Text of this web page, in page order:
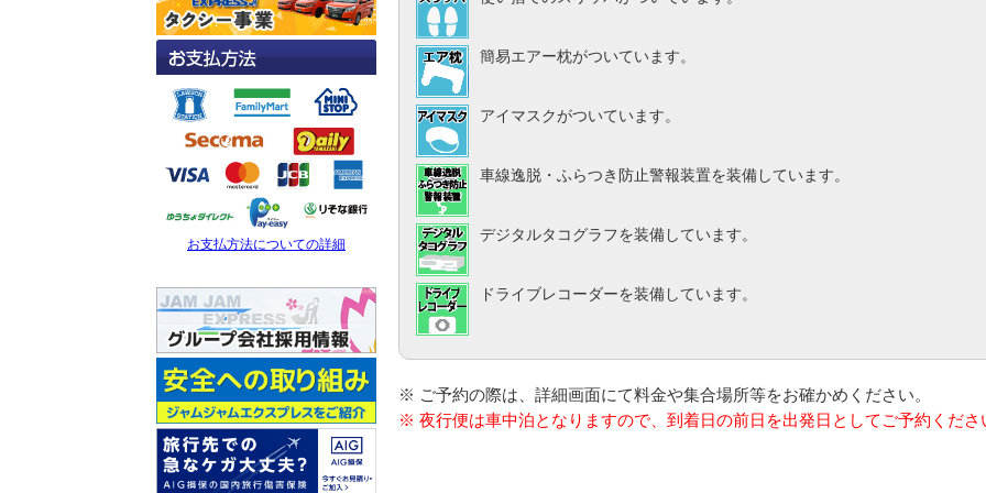
簡易エアー枕がついています。
アイマスクがついています。
車線逸脱・ふらつき防止警報装置を装備しています。
デジタルタコグラフを装備しています。
ドライブレコーダーを装備しています。
※ ご予約の際は、詳細画面にて料金や集合場所等をお確かめください。
※ 夜行便は車中泊となりますので、到着日の前日を出発日としてご予約くださ
お支払方法についての詳細